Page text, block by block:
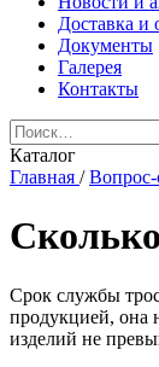
Доставка и
Документы
Галерея
Контакты
Каталог
Главная / Вопрос-
Срок службы
продукцией, она
изделий не